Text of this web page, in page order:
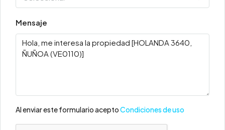
Mensaje
Al enviar este formulario aceptoCondiciones de uso